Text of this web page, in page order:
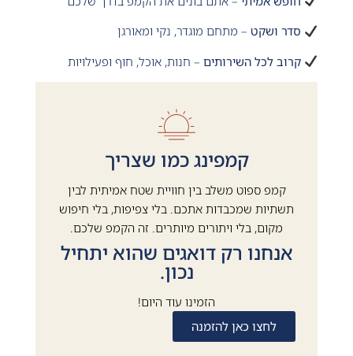
סדר ושקט– מתחם מוגדר, נקי ומאורגן
קרוב לכל השירותים– חנות, אוכל, חוף ופעילויות
קמפינג כמו שצריך
קמפ ספוט משלב בין חוויית שטח אמיתית לבין
תשתיות שמכבדות אתכם. בלי צפיפות, בלי חיפוש
מקום, בלי ויתורים מיותרים. זה הקמפ שלכם.
אנחנו רק דואגים שהוא יתחיל
נכון.
הזמינו עוד היום!
לחצו כאן להזמנה